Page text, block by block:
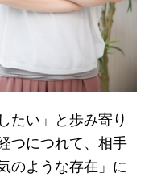
たい」と歩み寄り
つにつれて、相手
のような存在」に